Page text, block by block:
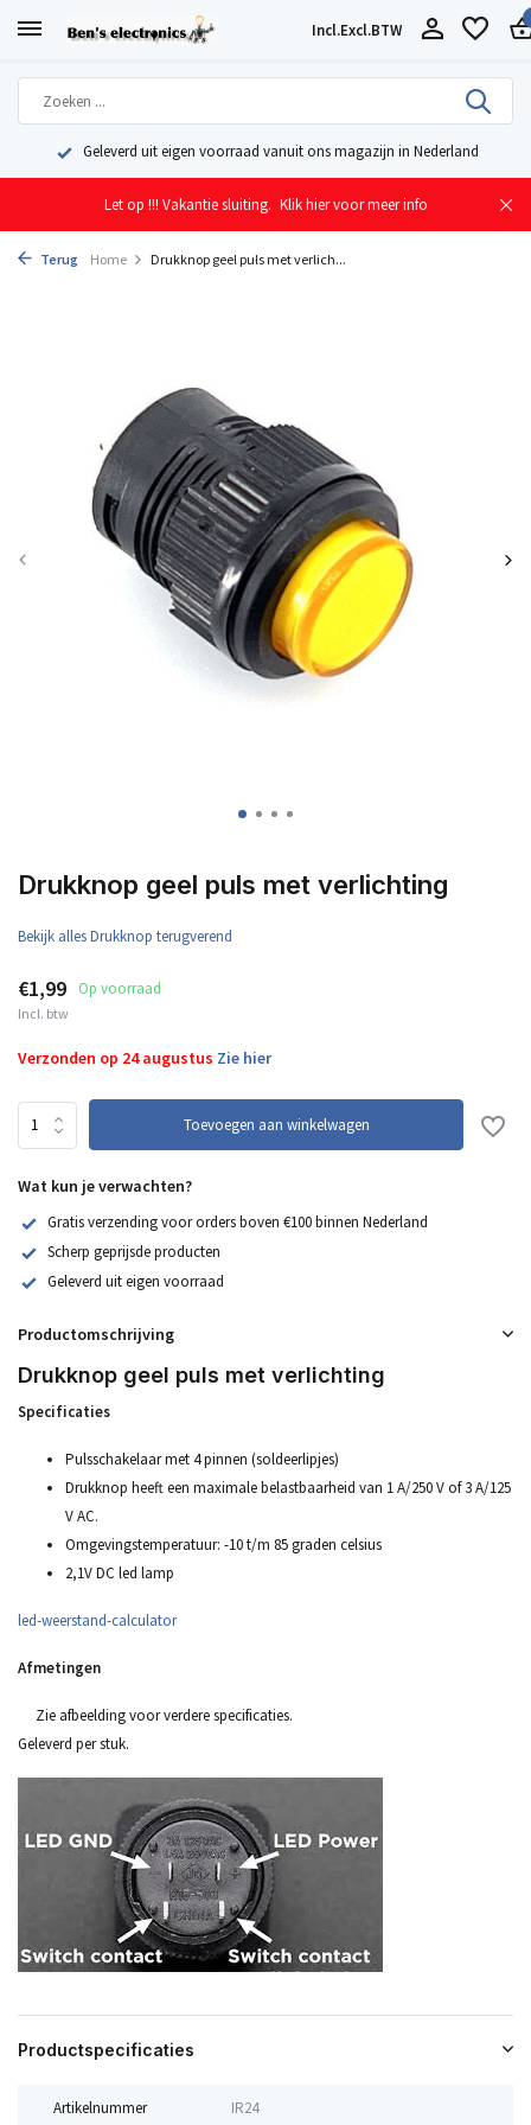
Incl.Excl.BTW
Geleverd uit eigen voorraad vanuit ons magazijn in Nederland
Let op !!! Vakantie sluiting. Klik hier voor meer info
Terug Home Drukknop geel puls met verlich...
Drukknop geel puls met verlichting
Bekijk alles Drukknop terugverend
€1,99 Op voorraad
Incl. btw
Verzonden op 24 augustus Zie hier
Toevoegen aan winkelwagen
Wat kun je verwachten?
Gratis verzending voor orders boven €100 binnen Nederland
Scherp geprijsde producten
Geleverd uit eigen voorraad
Productomschrijving
Drukknop geel puls met verlichting
Specificaties
Pulsschakelaar met 4 pinnen (soldeerlipjes)
Drukknop heeft een maximale belastbaarheid van 1 A/250 V of 3 A/125
V AC.
Omgevingstemperatuur: -10 t/m 85 graden celsius
2,1V DC led lamp
led-weerstand-calculator
Afmetingen
Zie afbeelding voor verdere specificaties.
Geleverd per stuk.
Productspecificaties
Artikelnummer IR24